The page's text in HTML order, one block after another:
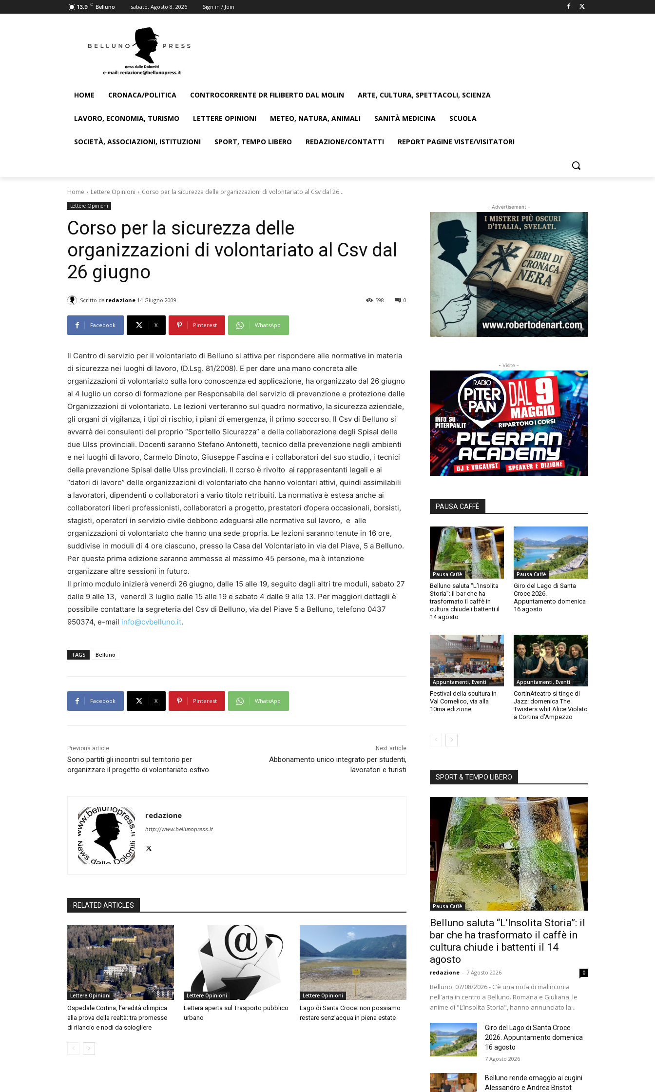
13.9 C Belluno sabato, Agosto 8, 2026 Sign in / Join
HOME CRONACA/POLITICA CONTROCORRENTE DR FILIBERTO DAL MOLIN ARTE, CULTURA, SPETTACOLI, SCIENZA
LAVORO, ECONOMIA, TURISMO LETTERE OPINIONI METEO, NATURA, ANIMALI SANITÀ MEDICINA SCUOLA
SOCIETÀ, ASSOCIAZIONI, ISTITUZIONI SPORT, TEMPO LIBERO REDAZIONE/CONTATTI REPORT PAGINE VISTE/VISITATORI
Home Lettere Opinioni Corso per la sicurezza delle organizzazioni di volontariato al Csv dal 26...
Lettere Opinioni
Corso per la sicurezza delle
organizzazioni di volontariato al Csv dal
26 giugno
Scritto da redazione 14 Giugno 2009 0
598
Facebook X Pinterest WhatsApp
Il Centro di servizio per il volontariato di Belluno si attiva per rispondere alle normative in materia
di sicurezza nei luoghi di lavoro, (D.Lsg. 81/2008). E per dare una mano concreta alle
organizzazioni di volontariato sulla loro conoscenza ed applicazione, ha organizzato dal 26 giugno
al 4 luglio un corso di formazione per Responsabile del servizio di prevenzione e protezione delle
Organizzazioni di volontariato. Le lezioni verteranno sul quadro normativo, la sicurezza aziendale,
gli organi di vigilanza, i tipi di rischio, i piani di emergenza, il primo soccorso. Il Csv di Belluno si
avvarrà dei consulenti del proprio “Sportello Sicurezza” e della collaborazione degli Spisal delle
due Ulss provinciali. Docenti saranno Stefano Antonetti, tecnico della prevenzione negli ambienti
e nei luoghi di lavoro, Carmelo Dinoto, Giuseppe Fascina e i collaboratori del suo studio, i tecnici
della prevenzione Spisal delle Ulss provinciali. Il corso è rivolto ai rappresentanti legali e ai
“datori di lavoro” delle organizzazioni di volontariato che hanno volontari attivi, quindi assimilabili
a lavoratori, dipendenti o collaboratori a vario titolo retribuiti. La normativa è estesa anche ai
collaboratori liberi professionisti, collaboratori a progetto, prestatori d’opera occasionali, borsisti,
stagisti, operatori in servizio civile debbono adeguarsi alle normative sul lavoro, e alle
organizzazioni di volontariato che hanno una sede propria. Le lezioni saranno tenute in 16 ore,
suddivise in moduli di 4 ore ciascuno, presso la Casa del Volontariato in via del Piave, 5 a Belluno.
Per questa prima edizione saranno ammesse al massimo 45 persone, ma è intenzione
organizzare altre sessioni in futuro.
Il primo modulo inizierà venerdì 26 giugno, dalle 15 alle 19, seguito dagli altri tre moduli, sabato 27
dalle 9 alle 13, venerdì 3 luglio dalle 15 alle 19 e sabato 4 dalle 9 alle 13. Per maggiori dettagli è
possibile contattare la segreteria del Csv di Belluno, via del Piave 5 a Belluno, telefono 0437
950374, e-mail info@cvbelluno.it.
TAGS Belluno
Facebook X Pinterest WhatsApp
Previous article
Sono partiti gli incontri sul territorio per
organizzare il progetto di volontariato estivo.
Next article
Abbonamento unico integrato per studenti,
lavoratori e turisti
redazione
http://www.bellunopress.it
RELATED ARTICLES
Lettere Opinioni
Ospedale Cortina, l’eredità olimpica
alla prova della realtà: tra promesse
di rilancio e nodi da sciogliere
Lettere Opinioni
Lettera aperta sul Trasporto pubblico
urbano
Lettere Opinioni
Lago di Santa Croce: non possiamo
restare senz’acqua in piena estate
- Advertisement -
- Visite -
PAUSA CAFFÈ
Pausa Caffè
Belluno saluta “L’Insolita
Storia”: il bar che ha
trasformato il caffè in
cultura chiude i battenti il
14 agosto
Pausa Caffè
Giro del Lago di Santa
Croce 2026.
Appuntamento domenica
16 agosto
Appuntamenti, Eventi
Festival della scultura in
Val Comelico, via alla
10ma edizione
Appuntamenti, Eventi
CortinAteatro si tinge di
Jazz: domenica The
Twisters whit Alice Violato
a Cortina d’Ampezzo
SPORT & TEMPO LIBERO
Pausa Caffè
Belluno saluta “L’Insolita Storia”: il
bar che ha trasformato il caffè in
cultura chiude i battenti il 14
agosto
redazione - 7 Agosto 2026 0
Belluno, 07/08/2026 - C’è una nota di malinconia
nell’aria in centro a Belluno. Romana e Giuliana, le
anime di "L’Insolita Storia", hanno annunciato la...
Giro del Lago di Santa Croce
2026. Appuntamento domenica
16 agosto
7 Agosto 2026
Belluno rende omaggio ai cugini
Alessandro e Andrea Bristot